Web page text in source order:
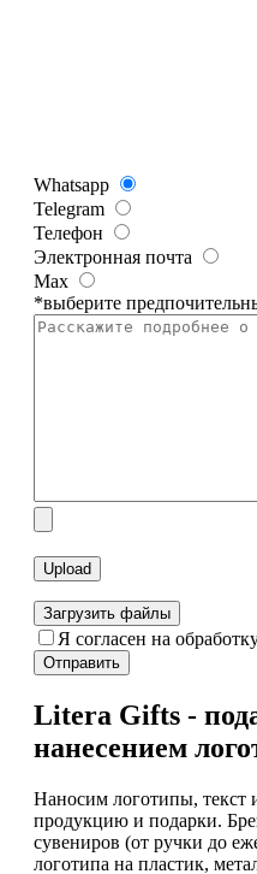
Whatsapp
Telegram
Телефон
Электронная почта
Max
*выберите
Загрузить файлы
Я согласен на
Отправить
Litera Gifts -
нанесением
Наносим логотипы, текст
продукцию и подарки.
сувениров (от ручки до
логотипа на пластик,